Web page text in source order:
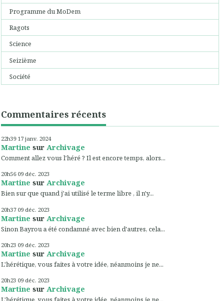
Programme du MoDem
Ragots
Science
Seizième
Société
Commentaires récents
22h39 17 janv. 2024
Martine sur Archivage
Comment allez vous l'héré ? Il est encore temps, alors...
20h56 09 déc. 2023
Martine sur Archivage
Bien sur que quand j'ai utilisé le terme libre , il n'y...
20h37 09 déc. 2023
Martine sur Archivage
Sinon Bayrou a été condamné avec bien d'autres, cela...
20h23 09 déc. 2023
Martine sur Archivage
L'hérétique, vous faites à votre idée, néanmoins je ne...
20h23 09 déc. 2023
Martine sur Archivage